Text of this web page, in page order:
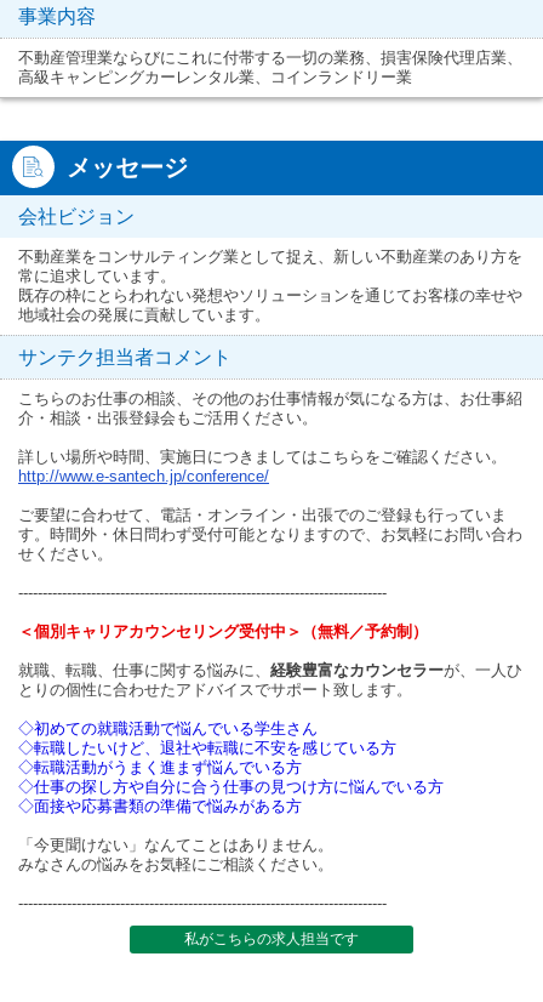
事業内容
不動産管理業ならびにこれに付帯する一切の業務、損害保険代理店業、
高級キャンピングカーレンタル業、コインランドリー業
メッセージ
会社ビジョン
不動産業をコンサルティング業として捉え、新しい不動産業のあり方を
常に追求しています。
既存の枠にとらわれない発想やソリューションを通じてお客様の幸せや
地域社会の発展に貢献しています。
サンテク担当者コメント
こちらのお仕事の相談、その他のお仕事情報が気になる方は、お仕事紹
介・相談・出張登録会もご活用ください。
詳しい場所や時間、実施日につきましてはこちらをご確認ください。
http://www.e-santech.jp/conference/
ご要望に合わせて、電話・オンライン・出張でのご登録も行っていま
す。時間外・休日問わず受付可能となりますので、お気軽にお問い合わ
せください。
----------------------------------------------------------------------------
＜個別キャリアカウンセリング受付中＞（無料／予約制）
就職、転職、仕事に関する悩みに、 経験豊富なカウンセラーが、一人ひ
とりの個性に合わせたアドバイスでサポート致します。
◇初めての就職活動で悩んでいる学生さん
◇転職したいけど、退社や転職に不安を感じている方
◇転職活動がうまく進まず悩んでいる方
◇仕事の探し方や自分に合う仕事の見つけ方に悩んでいる方
◇面接や応募書類の準備で悩みがある方
「今更聞けない」なんてことはありません。
みなさんの悩みをお気軽にご相談ください。
----------------------------------------------------------------------------
私がこちらの求人担当です